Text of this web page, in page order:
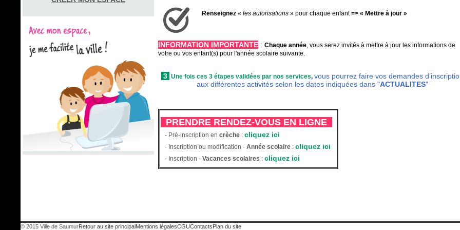
Renseignez « les autorisations » pour chaque enfant=> « Mettre à jour »
INFORMATION IMPORTANTE : Chaque année, vous serez invités à mettre à jour les informations de
votre ou vos enfant(s) pour l'année scolaire suivante.
3 Une fois ces 3étapes validées par nos services, vous pourrez faire vos demandes
aux différentes activités selon les dates indiquées dans "ACTUALITES"
PRENDRE RENDEZ-VOUS EN LIGNE
- Pré-inscription en crèche : cliquez ici
- Inscription ou modification - Année scolaire : cliquez ici
- Inscription - Vacances scolaires : cliquez ici
© 2015 Ville de SaumurRetour au site principalMentions légalesCGUContactsPlan du site